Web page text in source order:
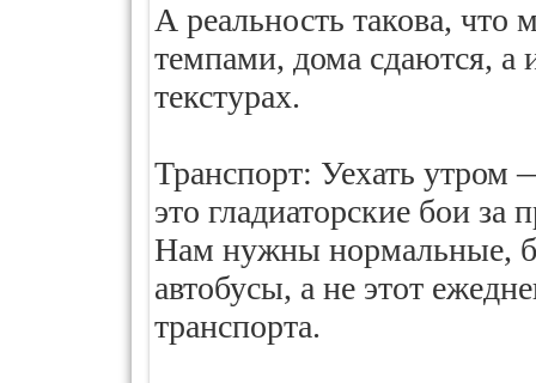
А реальность такова, что
темпами, дома сдаются, а
текстурах.
Транспорт: Уехать утром
это гладиаторские бои за
Нам нужны нормальные,
автобусы, а не этот
транспорта.